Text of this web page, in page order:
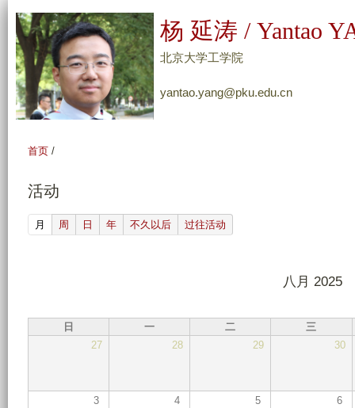
转
杨 延涛 / Yantao
北京大学工学院
yantao.yang@pku.edu.cn
首页 /
活动
月 (active tab)
周 日 年 不久以后 过往活动
八月 2025
日 一 二
三
27
28 29 30
3 4 5 6